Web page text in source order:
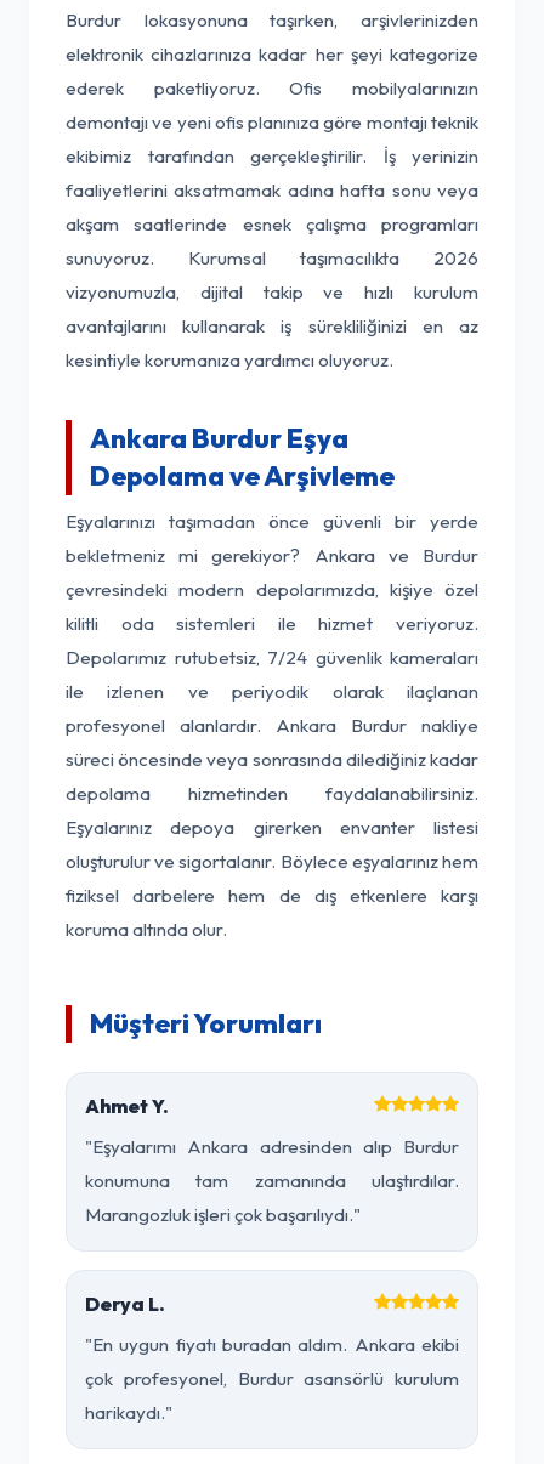
Burdur lokasyonuna taşırken, arşivlerinizden
elektronik cihazlarınıza kadar her şeyi kategorize
ederek paketliyoruz. Ofis mobilyalarınızın
demontajı ve yeni ofis planınıza göre montajı teknik
ekibimiz tarafından gerçekleştirilir. İş yerinizin
faaliyetlerini aksatmamak adına hafta sonu veya
akşam saatlerinde esnek çalışma programları
sunuyoruz. Kurumsal taşımacılıkta 2026
vizyonumuzla, dijital takip ve hızlı kurulum
avantajlarını kullanarak iş sürekliliğinizi en az
kesintiyle korumanıza yardımcı oluyoruz.
Ankara Burdur Eşya
Depolama ve Arşivleme
Eşyalarınızı taşımadan önce güvenli bir yerde
bekletmeniz mi gerekiyor? Ankara ve Burdur
çevresindeki modern depolarımızda, kişiye özel
kilitli oda sistemleri ile hizmet veriyoruz.
Depolarımız rutubetsiz, 7/24 güvenlik kameraları
ile izlenen ve periyodik olarak ilaçlanan
profesyonel alanlardır. Ankara Burdur nakliye
süreci öncesinde veya sonrasında dilediğiniz kadar
depolama hizmetinden faydalanabilirsiniz.
Eşyalarınız depoya girerken envanter listesi
oluşturulur ve sigortalanır. Böylece eşyalarınız hem
fiziksel darbelere hem de dış etkenlere karşı
koruma altında olur.
Müşteri Yorumları
Ahmet Y.
"Eşyalarımı Ankara adresinden alıp Burdur
konumuna tam zamanında ulaştırdılar.
Marangozluk işleri çok başarılıydı."
Derya L.
"En uygun fiyatı buradan aldım. Ankara ekibi
çok profesyonel, Burdur asansörlü kurulum
harikaydı."